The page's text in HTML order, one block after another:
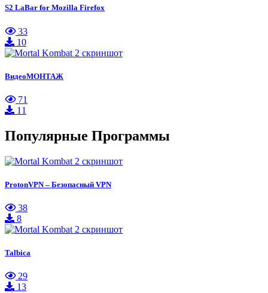
S2 LaBar for Mozilla Firefox
33
10
ВидеоМОНТАЖ
71
11
Популярные Программы
ProtonVPN – Безопасный VPN
38
8
Talbica
29
13